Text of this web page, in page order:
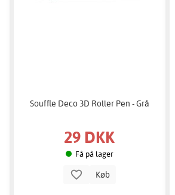
Souffle Deco 3D Roller Pen - Grå
29 DKK
Få på lager
Køb